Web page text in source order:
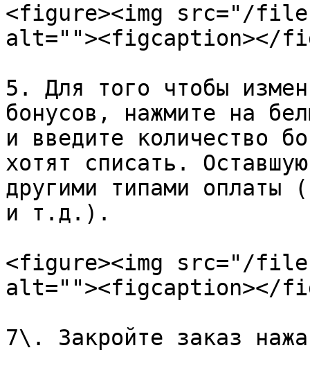
<figure><img src="/files/
alt=""><figcaption></
5. Для того чтобы
бонусов, нажмите на
и введите количество
хотят списать.
другими типами оплаты
и т.д.).
<figure><img src="/files/
alt=""><figcaption></